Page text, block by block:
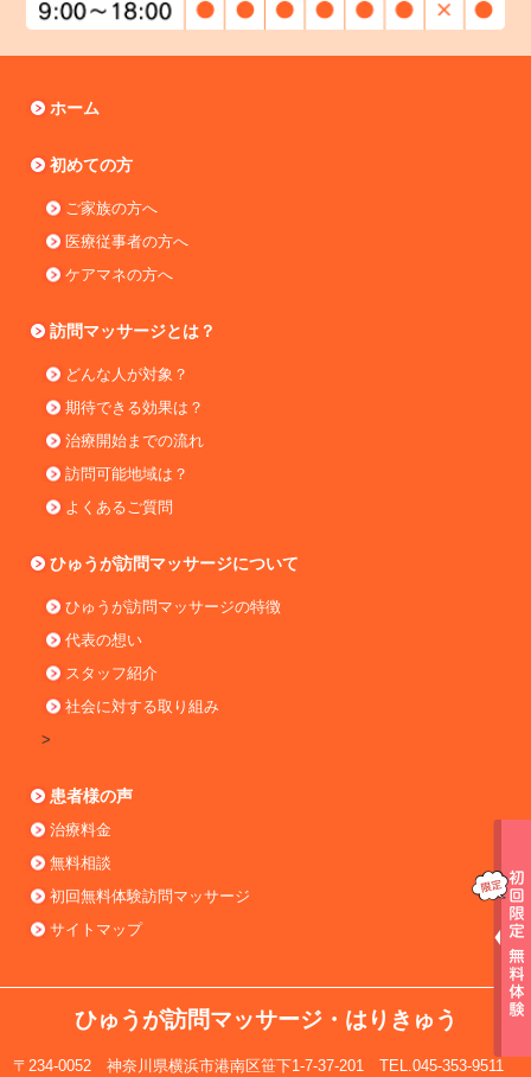
ホーム
初めての方
ご家族の方へ
医療従事者の方へ
ケアマネの方へ
訪問マッサージとは？
どんな人が対象？
期待できる効果は？
治療開始までの流れ
訪問可能地域は？
よくあるご質問
ひゅうが訪問マッサージについて
ひゅうが訪問マッサージの特徴
代表の想い
スタッフ紹介
社会に対する取り組み
>
患者様の声
治療料金
無料相談
初回無料体験訪問マッサージ
サイトマップ
ひゅうが訪問マッサージ・はりきゅう
〒234-0052 神奈川県横浜市港南区笹下1-7-37-201 TEL.045-353-9511